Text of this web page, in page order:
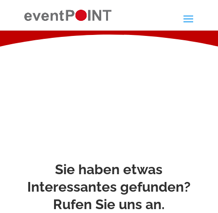
Sie haben etwas
Interessantes gefunden?
Rufen Sie uns an.